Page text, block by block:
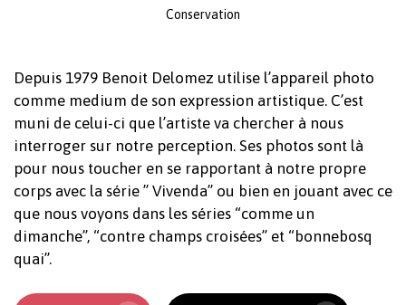
Conservation
Depuis 1979 Benoit Delomez utilise l’appareil photo
comme medium de son expression artistique. C’est
muni de celui-ci que l’artiste va chercher à nous
interroger sur notre perception. Ses photos sont là
pour nous toucher en se rapportant à notre propre
corps avec la série ” Vivenda” ou bien en jouant avec ce
que nous voyons dans les séries “comme un
dimanche”, “contre champs croisées” et “bonnebosq
quai”.